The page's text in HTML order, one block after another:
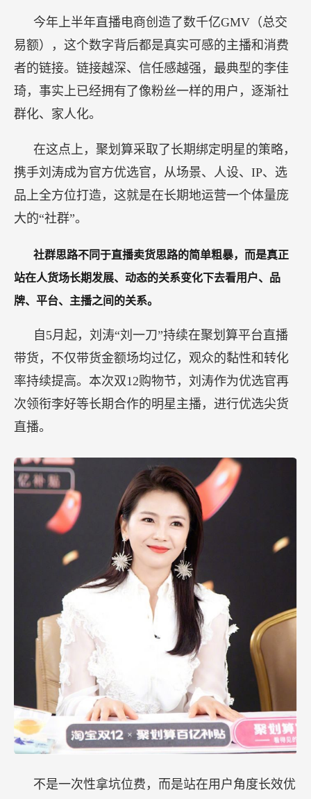
今年上半年直播电商创造了数千亿GMV（总交
易额），这个数字背后都是真实可感的主播和消费
者的链接。链接越深、信任感越强，最典型的李佳
琦，事实上已经拥有了像粉丝一样的用户，逐渐社
群化、家人化。
在这点上，聚划算采取了长期绑定明星的策略，
携手刘涛成为官方优选官，从场景、人设、IP、选
品上全方位打造，这就是在长期地运营一个体量庞
大的“社群”。
社群思路不同于直播卖货思路的简单粗暴，而是真正
站在人货场长期发展、动态的关系变化下去看用户、品
牌、平台、主播之间的关系。
自5月起，刘涛“刘一刀”持续在聚划算平台直播
带货，不仅带货金额场均过亿，观众的黏性和转化
率持续提高。本次双12购物节，刘涛作为优选官再
次领衔李好等长期合作的明星主播，进行优选尖货
直播。
不是一次性拿坑位费，而是站在用户角度长效优